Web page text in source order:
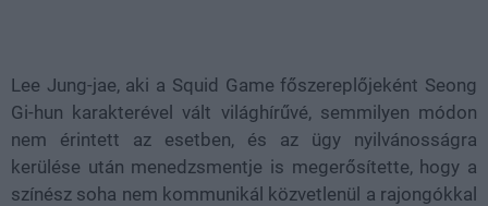
Lee Jung-jae, aki a Squid Game főszereplőjeként Seong
Gi-hun karakterével vált világhírűvé, semmilyen módon
nem érintett az esetben, és az ügy nyilvánosságra
kerülése után menedzsmentje is megerősítette, hogy a
színész soha nem kommunikál közvetlenül a rajongókkal